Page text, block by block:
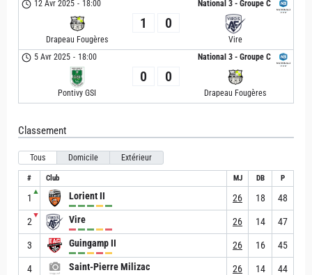
National 3 - Groupe C
12 Avr 2025 - 18:00
Drapeau Fougères
1 0
Vire
National 3 - Groupe C
5 Avr 2025 - 18:00
Pontivy GSI
0 0
Drapeau Fougères
Classement
Tous Domicile Extérieur
# Club MJ DB P
1
▲ Lorient II 26 18 48
2
▼ Vire 26 14 47
3 Guingamp II 26 16 45
4 Saint-Pierre Milizac 26 14 44